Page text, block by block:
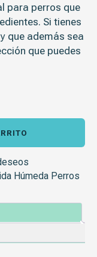
para perros que
Si tienes
que además sea
que puedes
Húmeda Perros